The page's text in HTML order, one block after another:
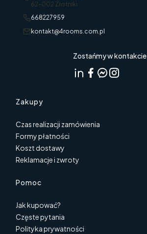
62-002 Złotniki
668227959
kontakt@4rooms.com.pl
Zostańmy w kontakcie
Linki w stopce
Zakupy
Czas realizacji zamówienia
Formy płatności
Koszt dostawy
Reklamacje i zwroty
Pomoc
Jak kupować?
Częste pytania
Polityka prywatności